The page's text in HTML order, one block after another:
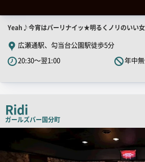
店
舗
PR
キ
コ
ピ
Yeah♪今宵はパーリナイッ★明るくノリのいい
広瀬通駅、勾当台公園駅徒歩5分
20:30～翌1:00
年中
Ridi
ガールズバー国分町
画